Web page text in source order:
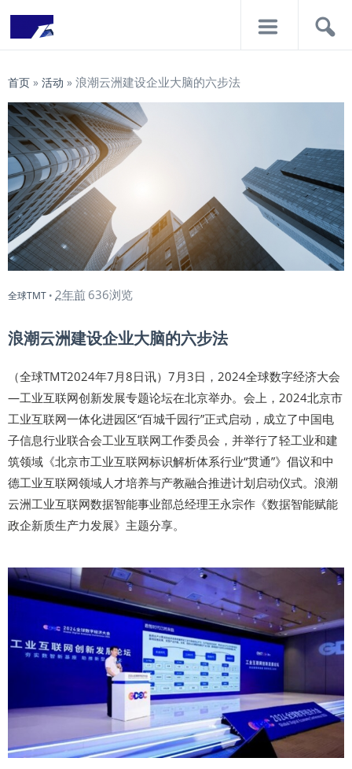
首页 » 活动 » 浪潮云洲建设企业大脑的六步法
全球TMT • 2年前 636浏览
浪潮云洲建设企业大脑的六步法
（全球TMT2024年7月8日讯）7月3日，2024全球数字经济大会
—工业互联网创新发展专题论坛在北京举办。会上，2024北京市
工业互联网一体化进园区“百城千园行”正式启动，成立了中国电
子信息行业联合会工业互联网工作委员会，并举行了轻工业和建
筑领域《北京市工业互联网标识解析体系行业“贯通”》倡议和中
德工业互联网领域人才培养与产教融合推进计划启动仪式。浪潮
云洲工业互联网数据智能事业部总经理王永宗作《数据智能赋能
政企新质生产力发展》主题分享。